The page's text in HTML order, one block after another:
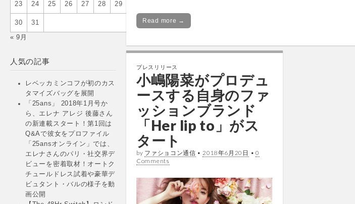
23 24 25 26 27 28 29
30 31
« 9月
人気の記事
レベッカミンコフが初のカス
タマイズバッグを展開
「25ans」 2018年1月号か
ら、エレナ アレジ 後藤さん
の新連載スタート！第1回は
Q&Aで彼女をプロファイル
「25ansオンライン」では、
エレナさんのパリ・社交界デ
ビューを密着取材！オートク
チュールドレス試着や豪華デ
ビュタント・バルの様子を動
画公開
Read more →
プレスリリース
小嶋陽菜がプロデュ
ースする自身のファ
ッションブランド
「Her lip to」がス
タート
by ファショコン通信 • 2018年6月20日 • 0
Comments